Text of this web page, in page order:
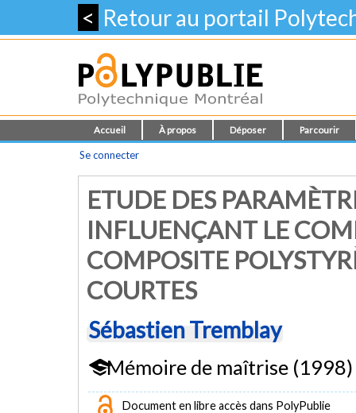
< Retour au portail
Accueil À propos Déposer Parcourir
Se connecter
ETUDE DES
INFLUENÇANT LE
COMPOSITE
COURTES
Sébastien Tremblay
Mémoire de maîtrise (1998)
Document en libre accès dans PolyPublie